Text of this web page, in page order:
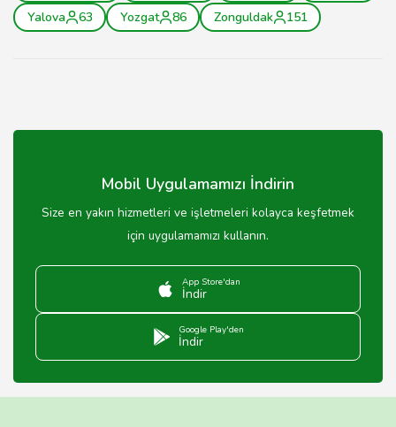
Yalova
63 Yozgat 86 Zonguldak 151
Mobil Uygulamamızı İndirin
Size en yakın hizmetleri ve işletmeleri kolayca keşfetmek
için uygulamamızı kullanın.
App Store'dan
İndir
Google Play'den
İndir